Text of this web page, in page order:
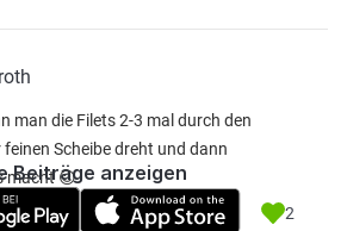
man die Filets 2-3 mal durch den
Scheibe dreht und dann
macht 😉
2
Beiträge anzeigen